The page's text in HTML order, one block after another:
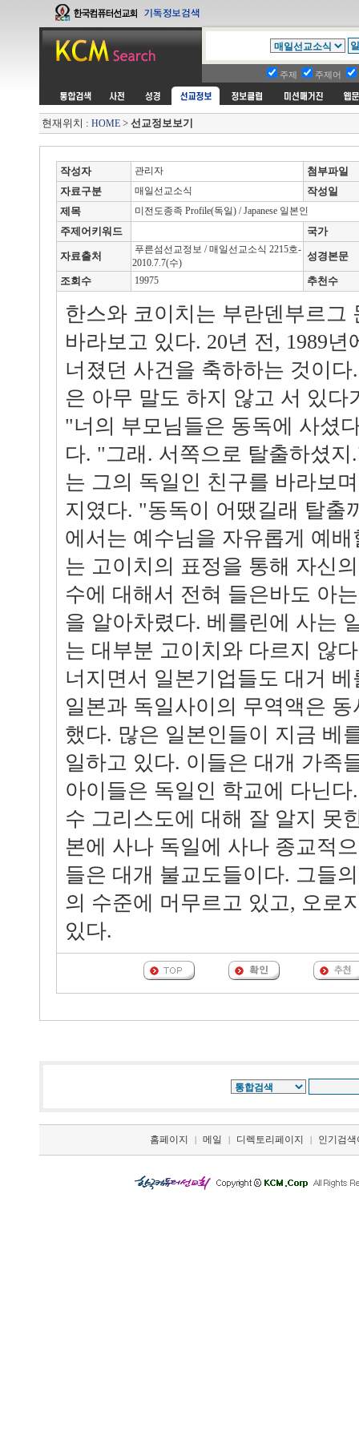
주제 주제어
현재위치 : HOME > 선교정보보기
작성자 관리자
첨부파일
자료구분
매일선교소식
작성일
제목
미전도종족 Profile(독일) / Japanese 일본인
주제어키워드 국가
자료출처
푸른섬선교정보 / 매일선교소식 2215호-
2010.7.7(수)
성경본문
조회수 19975 추천수
한스와 코이치는 부란덴부르그
바라보고 있다. 20년 전, 1989
너졌던 사건을 축하하는 것이
은 아무 말도 하지 않고 서 있다
"너의 부모님들은 동독에 사셨
다. "그래. 서쪽으로 탈출하셨
는 그의 독일인 친구를 바라보
지였다. "동독이 어땠길래 탈출
에서는 예수님을 자유롭게 예
는 고이치의 표정을 통해 자신
수에 대해서 전혀 들은바도 아
을 알아차렸다. 베를린에 사는
는 대부분 고이치와 다르지 않
너지면서 일본기업들도 대거
일본과 독일사이의 무역액은
했다. 많은 일본인들이 지금 베
일하고 있다. 이들은 대개 가족
아이들은 독일인 학교에 다닌
수 그리스도에 대해 잘 알지 못
본에 사나 독일에 사나 종교적
들은 대개 불교도들이다. 그들
의 수준에 머무르고 있고, 오로
있다.
홈페이지 | 메일 | 디렉토리페이지 | 인기검색